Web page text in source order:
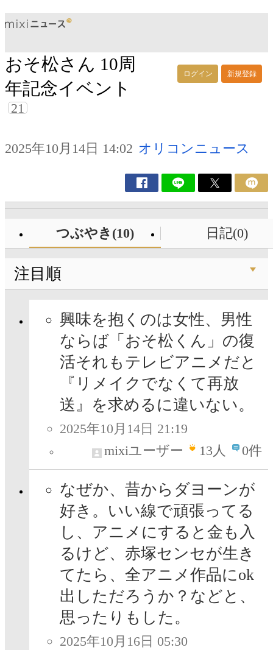
ログイン 新規登録
おそ松さん 10周
年記念イベント
21
2025年10月14日 14:02 オリコンニュース
つぶやき(10) 日記(0)
注目順
興味を抱くのは女性、男性
ならば「おそ松くん」の復
活それもテレビアニメだと
『リメイクでなくて再放
送』を求めるに違いない。
2025年10月14日 21:19
mixiユーザー
13人 0件
なぜか、昔からダヨーンが
好き。いい線で頑張ってる
し、アニメにすると金も入
るけど、赤塚センセが生き
てたら、全アニメ作品にok
出しただろうか？などと、
思ったりもした。
2025年10月16日 05:30